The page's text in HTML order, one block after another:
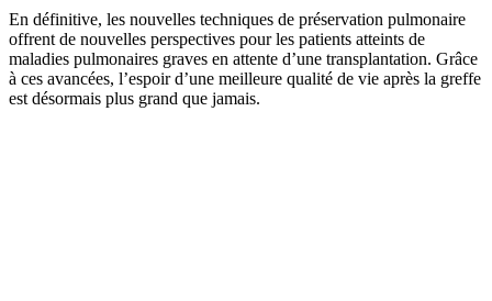
En définitive, les nouvelles techniques de préservation pulmonaire
offrent de nouvelles perspectives pour les patients atteints de
maladies pulmonaires graves en attente d’une transplantation. Grâce
à ces avancées, l’espoir d’une meilleure qualité de vie après la greffe
est désormais plus grand que jamais.